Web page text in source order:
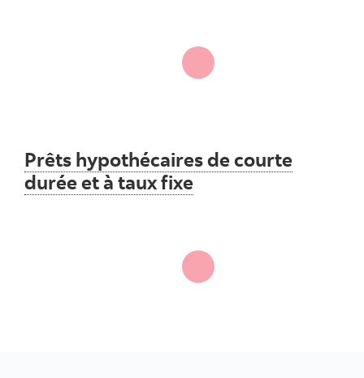
Prêts hypothécaires de courte
durée et à taux fixe